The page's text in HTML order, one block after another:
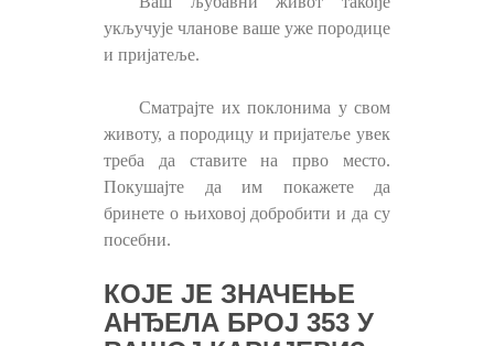
укључује чланове ваше уже породице
и пријатеље.
Сматрајте их поклонима у свом
животу, а породицу и пријатеље увек
треба да ставите на прво место.
Покушајте да им покажете да
бринете о њиховој добробити и да су
посебни.
КОЈЕ ЈЕ ЗНАЧЕЊЕ
АНЂЕЛА БРОЈ 353 У